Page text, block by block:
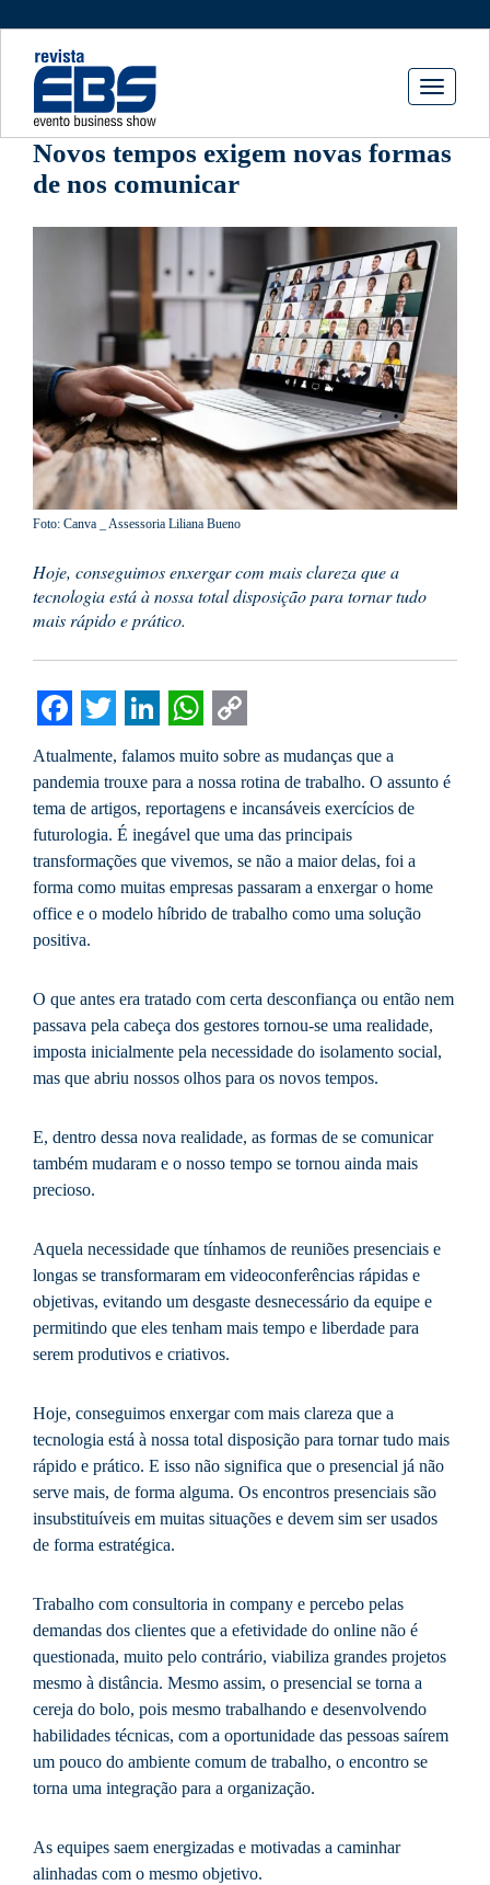
Toggle
Novos tempos exigem novas formas
de nos comunicar
Foto: Canva _ Assessoria Liliana Bueno
Hoje, conseguimos enxergar com mais clareza que a
tecnologia está à nossa total disposição para tornar tudo
mais rápido e prático.
Facebook
Twitter
LinkedIn
WhatsApp
Copy
Link
Atualmente, falamos muito sobre as mudanças que a
pandemia trouxe para a nossa rotina de trabalho. O assunto é
tema de artigos, reportagens e incansáveis exercícios de
futurologia. É inegável que uma das principais
transformações que vivemos, se não a maior delas, foi a
forma como muitas empresas passaram a enxergar o home
office e o modelo híbrido de trabalho como uma solução
positiva.
O que antes era tratado com certa desconfiança ou então nem
passava pela cabeça dos gestores tornou-se uma realidade,
imposta inicialmente pela necessidade do isolamento social,
mas que abriu nossos olhos para os novos tempos.
E, dentro dessa nova realidade, as formas de se comunicar
também mudaram e o nosso tempo se tornou ainda mais
precioso.
Aquela necessidade que tínhamos de reuniões presenciais e
longas se transformaram em videoconferências rápidas e
objetivas, evitando um desgaste desnecessário da equipe e
permitindo que eles tenham mais tempo e liberdade para
serem produtivos e criativos.
Hoje, conseguimos enxergar com mais clareza que a
tecnologia está à nossa total disposição para tornar tudo mais
rápido e prático. E isso não significa que o presencial já não
serve mais, de forma alguma. Os encontros presenciais são
insubstituíveis em muitas situações e devem sim ser usados
de forma estratégica.
Trabalho com consultoria in company e percebo pelas
demandas dos clientes que a efetividade do online não é
questionada, muito pelo contrário, viabiliza grandes projetos
mesmo à distância. Mesmo assim, o presencial se torna a
cereja do bolo, pois mesmo trabalhando e desenvolvendo
habilidades técnicas, com a oportunidade das pessoas saírem
um pouco do ambiente comum de trabalho, o encontro se
torna uma integração para a organização.
As equipes saem energizadas e motivadas a caminhar
alinhadas com o mesmo objetivo.